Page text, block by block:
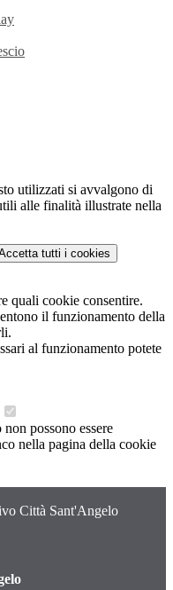
utilizzati si avvalgono di
alle finalità illustrate nella
tutti i cookies
quali cookie consentire.
il funzionamento della
al funzionamento potete
possono essere
nella pagina della cookie
Città Sant'Angelo